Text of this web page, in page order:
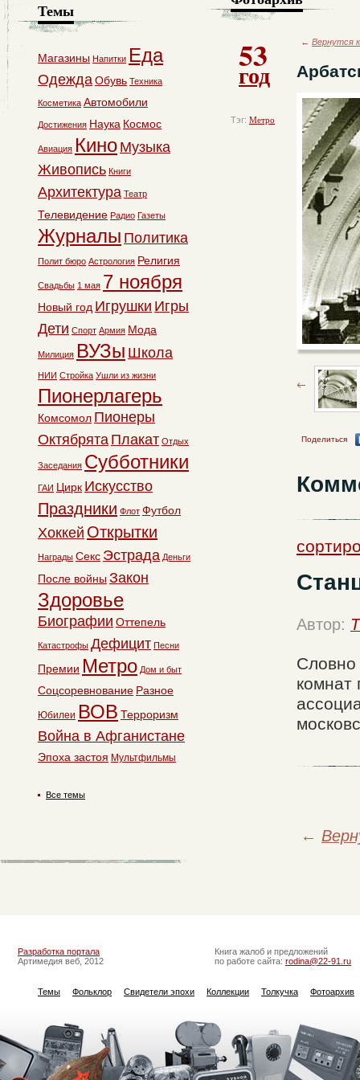
53
год
Тэг: Метро
← Вернутся
Поделиться
Автор:
Словно
комнат
←
Темы
Магазины Напитки Еда
ОдеждаОбувь Техника
Косметика Автомобили
Достижения Наука Космос
Авиация Кино Музыка
Живопись Книги
Архитектура Театр
Телевидение Радио Газеты
Журналы Политика
Полит бюро Астрология Религия
Свадьбы 1 мая 7 ноября
Новый год Игрушки Игры
Дети Спорт Армия Мода
Милиция ВУЗы Школа
НИИ Стройка Ушли из жизни
Пионерлагерь
Комсомол Пионеры
Октябрята Плакат Отдых
Заседания Субботники
ГАИ Цирк Искусство
Праздники Флот Футбол
Хоккей Открытки
Награды Секс Эстрада Деньги
После войны Закон
Здоровье
Биографии Оттепель
Катастрофы Дефицит Песни
Премии Метро Дом и быт
Соцсоревнование Разное
Юбилеи ВОВ Терроризм
Война в Афганистане
Эпоха застоя Мультфильмы
Все темы
Разработка портала
Артимедия веб, 2012
Книга жалоб и предложений
по работе сайта: rodina@22-91.ru
Темы Фольклор Свидетели эпохи Коллекции Толкучка Фотоархив